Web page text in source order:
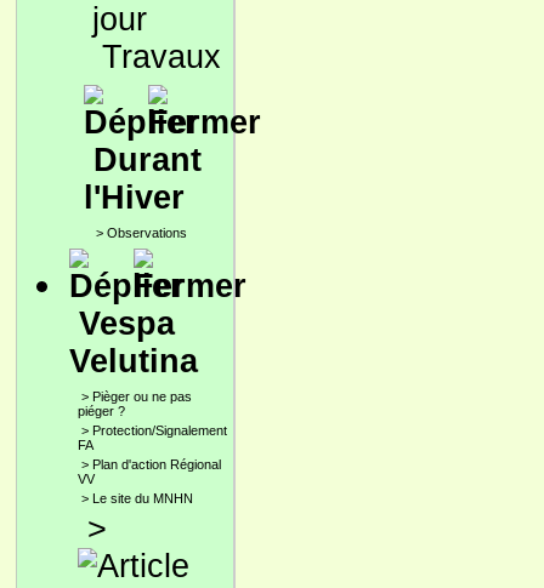
Travaux
Durant
l'Hiver
> Observations
Vespa
Velutina
> Pièger ou ne pas
piéger ?
> Protection/Signalement
FA
> Plan d'action Régional
VV
> Le site du MNHN
>